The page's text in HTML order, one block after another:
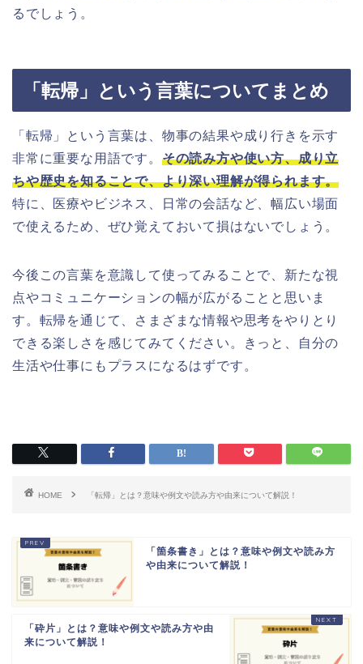
るでしょう。
「転帰」という言葉についてまとめ
「転帰」という言葉は、物事の結果や成り行きを示す
非常に重要な用語です。 その読み方や使い方、成り立
ちや歴史を知ることで、より深い理解が得られます。
特に、医療やビジネス、日常の会話など、幅広い場面
で使えるため、ぜひ覚えておいて損はないでしょう。
今後この言葉を意識して使ってみることで、新たな視
点やコミュニケーションの幅が広がることと思いま
す。転帰を通じて、さまざまな情報や思考をやりとり
できる楽しさを感じてみてください。きっと、自分の
生活や仕事にもプラスになるはずです。
HOME 「転帰」とは？意味や例文や読み方や由来について解説！
「箇条書き」とは？意味や例文や読み方
や由来について解説！
「砕片」とは？意味や例文や読み方や由
来について解説！